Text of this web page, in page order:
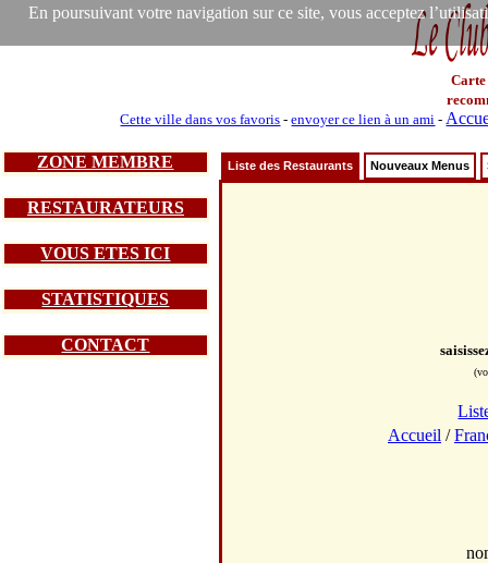
En poursuivant votre navigation sur ce site, vous acceptez
Carte
Cette ville dans vos favoris -envoyer ce lien à un ami -
ZONE MEMBRE
RESTAURATEURS
VOUS ETES ICI
STATISTIQUES
CONTACT
Liste des Restaurants Nouveaux Menus
Accueil /